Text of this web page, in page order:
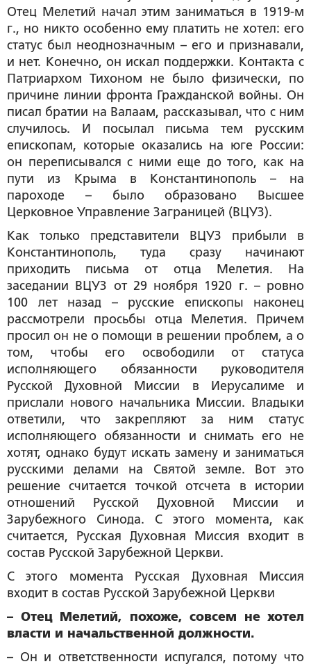
Отец Мелетий начал этим заниматься в 1919-м
г., но никто особенно ему платить не хотел: его
статус был неоднозначным – его и признавали,
и нет. Конечно, он искал поддержки. Контакта с
Патриархом Тихоном не было физически, по
причине линии фронта Гражданской войны. Он
писал братии на Валаам, рассказывал, что с ним
случилось. И посылал письма тем русским
епископам, которые оказались на юге России:
он переписывался с ними еще до того, как на
пути из Крыма в Константинополь – на
пароходе – было образовано Высшее
Церковное Управление Заграницей (ВЦУЗ).
Как только представители ВЦУЗ прибыли в
Константинополь, туда сразу начинают
приходить письма от отца Мелетия. На
заседании ВЦУЗ от 29 ноября 1920 г. – ровно
100 лет назад – русские епископы наконец
рассмотрели просьбы отца Мелетия. Причем
просил он не о помощи в решении проблем, а о
том, чтобы его освободили от статуса
исполняющего обязанности руководителя
Русской Духовной Миссии в Иерусалиме и
прислали нового начальника Миссии. Владыки
ответили, что закрепляют за ним статус
исполняющего обязанности и снимать его не
хотят, однако будут искать замену и заниматься
русскими делами на Святой земле. Вот это
решение считается точкой отсчета в истории
отношений Русской Духовной Миссии и
Зарубежного Синода. С этого момента, как
считается, Русская Духовная Миссия входит в
состав Русской Зарубежной Церкви.
С этого момента Русская Духовная Миссия
входит в состав Русской Зарубежной Церкви
– Отец Мелетий, похоже, совсем не хотел
власти и начальственной должности.
– Он и ответственности испугался, потому что